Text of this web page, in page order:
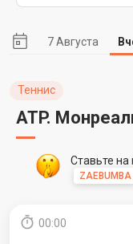
7 Августа
Теннис
ATP.
Ставьте
ZAEBUMBA
00:00